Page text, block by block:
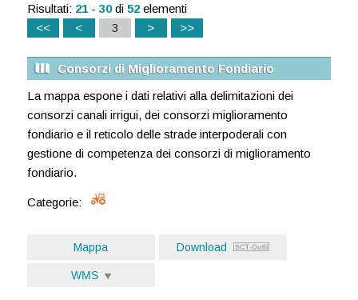
Risultati: 21 - 30di 52elementi
<<
< 3 > >>
Consorzi di Miglioramento Fondiario
La mappa espone i dati relativi alla delimitazioni dei
consorzi canali irrigui, dei consorzi miglioramento
fondiario e il reticolo delle strade interpoderali con
gestione di competenza dei consorzi di miglioramento
fondiario.
Categorie:
Mappa Download
WMS